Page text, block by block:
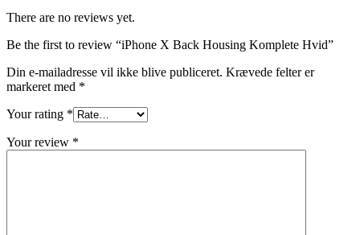
There are no reviews yet.
Be the first to review “iPhone X Back Housing Komplete Hvid”
Din e-mailadresse vil ikke blive publiceret. Krævede felter er
markeret med *
Your rating *
Your review *